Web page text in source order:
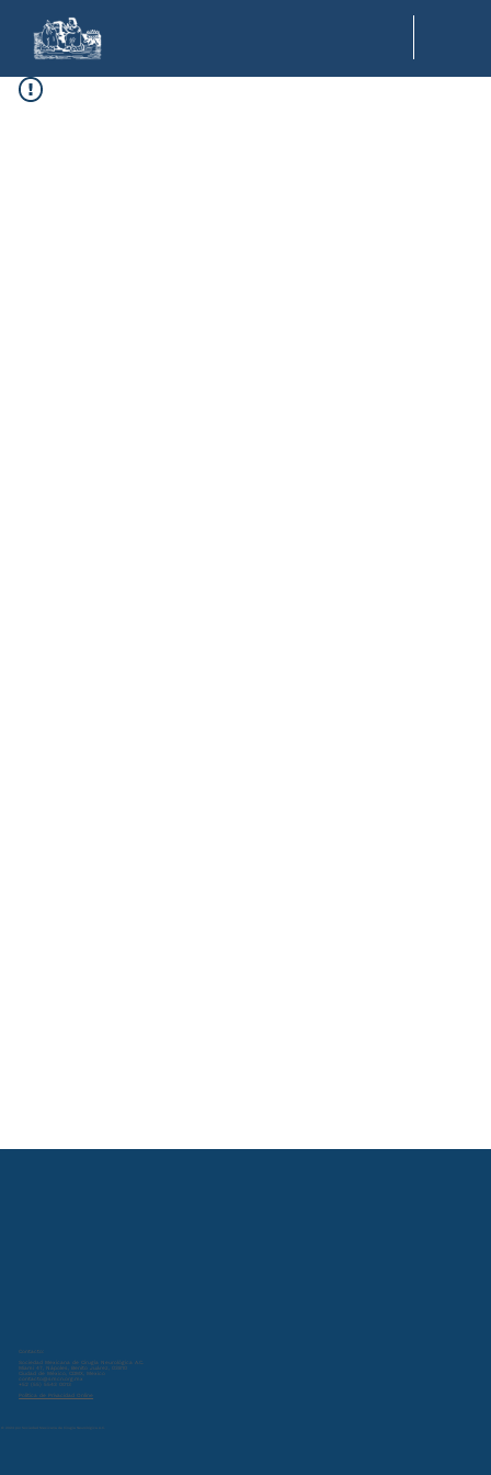
© 2024 por Sociedad Mexicana de Cirugía Neurológica A.C.
Contacto:
Sociedad Mexicana de Cirugía Neurológica A.C.
Miami 47, Nápoles, Benito Juárez, 03810
Ciudad de México, CDMX, Mexico
contacto@smcn.org.mx
+52 (55) 5543 0013
Política de Privacidad Online